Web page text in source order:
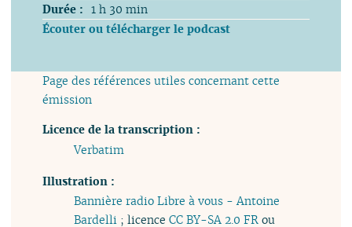
Durée : 1 h 30 min
Écouter ou télécharger le podcast
Page des références utiles concernant cette
émission
Licence de la transcription :
Verbatim
Illustration :
Bannière radio Libre à vous - Antoine
Bardelli ; licenceCC BY-SA 2.0 FR ou